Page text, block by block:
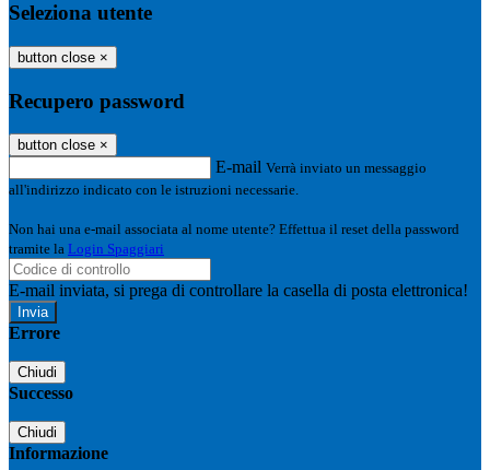
Seleziona utente
button close ×
Recupero password
button close ×
E-mail Verrà inviato un messaggio
all'indirizzo indicato con le istruzioni necessarie.
Non hai una e-mail associata al nome utente? Effettua il reset della password
tramite la Login Spaggiari
E-mail inviata, si prega di controllare la casella di posta elettronica!
Errore
Chiudi
Successo
Chiudi
Informazione